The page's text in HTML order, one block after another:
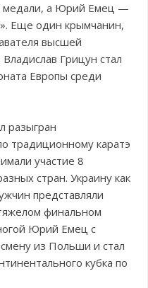
медали, а Юрий Емец —
Еще один крымчанин,
высшей
Грицун стал
Европы среди
разыгран
традиционному каратэ
участие 8
стран. Украину как
представляли
финальном
Юрий Емец с
из Польши и стал
кубка по